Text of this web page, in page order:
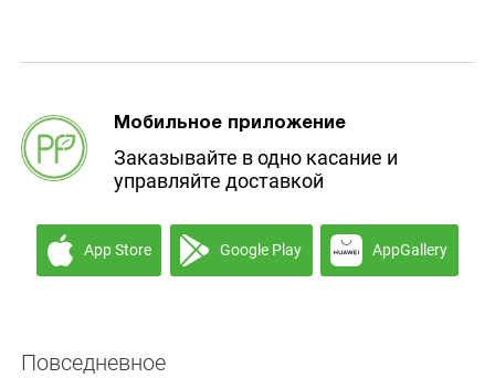
Мобильное приложение
Заказывайте в одно касание и
управляйте доставкой
App Store Google Play AppGallery
Повседневное